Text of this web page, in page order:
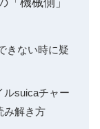
「機械側」
きない時に疑
ルsuicaチャー
み解き方